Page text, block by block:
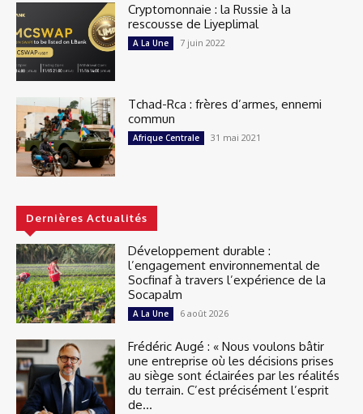
Cryptomonnaie : la Russie à la
rescousse de Liyeplimal
A La Une 7 juin 2022
Tchad-Rca : frères d’armes, ennemi
commun
Afrique Centrale 31 mai 2021
Dernières Actualités
Développement durable :
l’engagement environnemental de
Socfinaf à travers l’expérience de la
Socapalm
A La Une 6 août 2026
Frédéric Augé : « Nous voulons bâtir
une entreprise où les décisions prises
au siège sont éclairées par les réalités
du terrain. C’est précisément l’esprit
de...